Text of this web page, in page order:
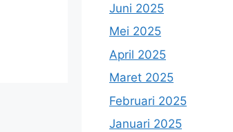
Juni 2025
Mei 2025
April 2025
Maret 2025
Februari 2025
Januari 2025